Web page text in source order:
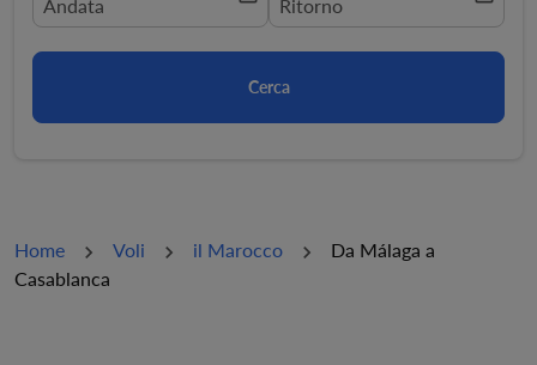
fc-booking-departure-date-aria-label
Andata fc-booking-return-date-aria-
Ritorno
Cerca
Home Voli il Marocco
Da Málaga a
Casablanca